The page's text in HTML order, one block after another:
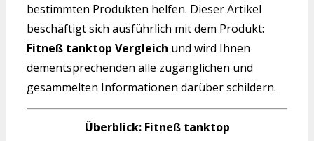
bestimmten Produkten helfen. Dieser Artikel
beschäftigt sich ausführlich mit dem Produkt:
Fitneß tanktop Vergleich und wird Ihnen
dementsprechenden alle zugänglichen und
gesammelten Informationen darüber schildern.
Überblick: Fitneß tanktop